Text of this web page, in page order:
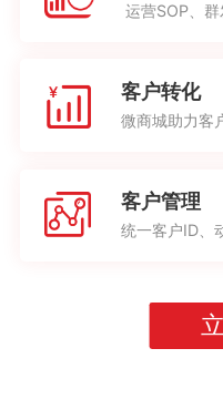
运营SOP、
客户转化
微商城助力客
客户管理
统一客户ID、